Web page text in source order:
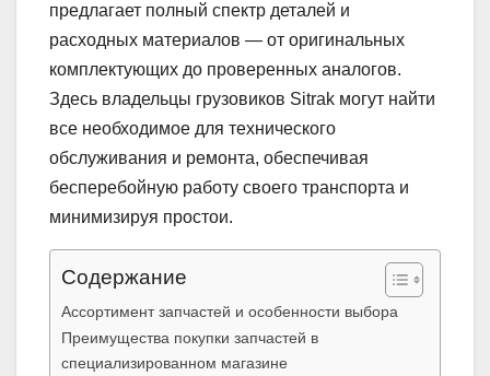
предлагает полный спектр деталей и
расходных материалов — от оригинальных
комплектующих до проверенных аналогов.
Здесь владельцы грузовиков Sitrak могут найти
все необходимое для технического
обслуживания и ремонта, обеспечивая
бесперебойную работу своего транспорта и
минимизируя простои.
Содержание
Ассортимент запчастей и особенности выбора
Преимущества покупки запчастей в
специализированном магазине